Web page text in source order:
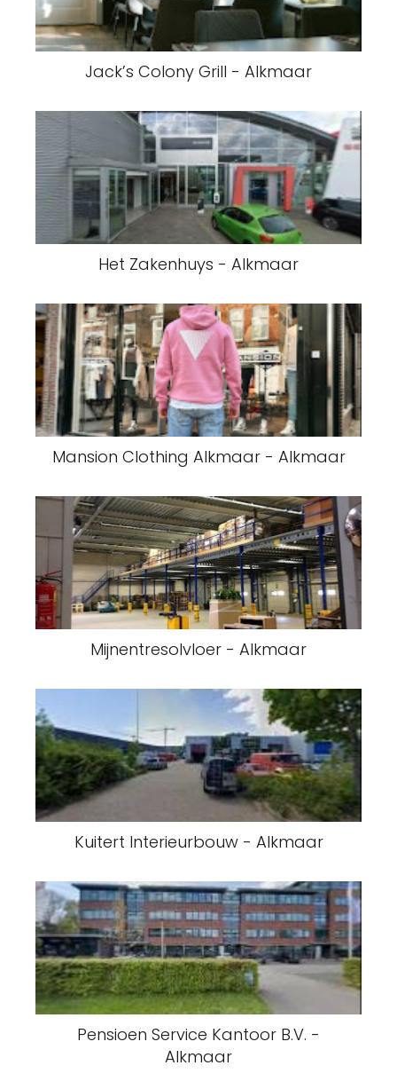
Jack’s Colony Grill - Alkmaar
Het Zakenhuys - Alkmaar
Mansion Clothing Alkmaar - Alkmaar
Mijnentresolvloer - Alkmaar
Kuitert Interieurbouw - Alkmaar
Pensioen Service Kantoor B.V. -
Alkmaar